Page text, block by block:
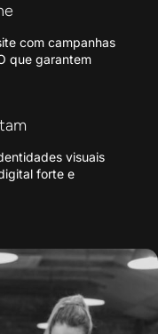
com campanhas
que garantem
visuais
forte e